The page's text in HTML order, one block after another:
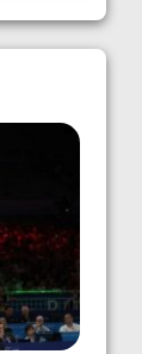
1405/05/07
1405/05/06